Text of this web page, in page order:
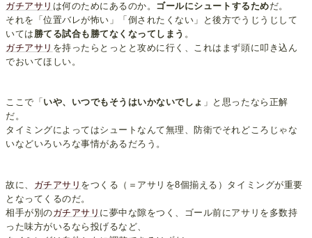
ガチアサリ は何のためにあるのか。 ゴールにシュートするためだ。
それを「位置バレが怖い」「倒されたくない」と後方でうじうじして
いては 勝てる試合も勝てなくなってしまう 。
ガチアサリ を持ったらとっとと攻めに行く、これはまず頭に叩き込ん
でおいてほしい。
ここで「 いや、いつでもそうはいかないでしょ 」と思ったなら正解
だ。
タイミングによってはシュートなんて無理、防衛でそれどころじゃな
いなどいろいろな事情があるだろう。
故に、 ガチアサリ をつくる（＝アサリを8個揃える）タイミングが重要
となってくるのだ。
相手が別のガチアサリ に夢中な隙をつく、ゴール前にアサリを多数持
った味方がいるなら投げるなど、